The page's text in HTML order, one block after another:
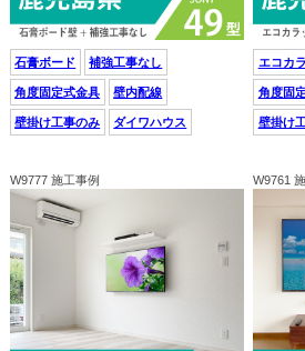
石膏ボード 補強工事なし
角度固定式金具 壁内配線
壁掛け工事のみ ダイワハウス
エコカ
角度固
壁掛け
W9777 施工事例 W9761